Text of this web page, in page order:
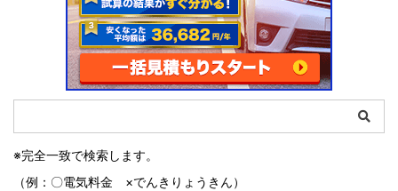
※完全一致で検索します。
（例：〇電気料金 ×でんきりょうきん）